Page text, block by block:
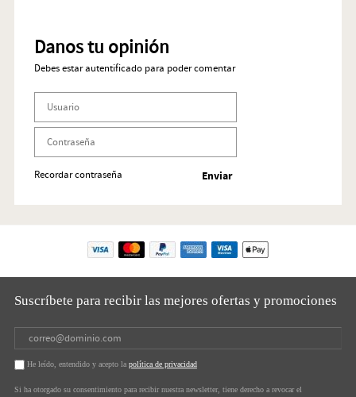
Danos tu opinión
Debes estar autentificado para poder comentar
Recordar contraseña
Suscríbete para recibir las mejores ofertas y promociones
He leído, entendido y acepto la política de privacidad
Si ha otorgado su consentimiento para recibir nuestra newsletter, tiene derecho a revocar el